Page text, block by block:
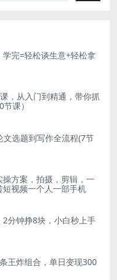
完=轻松谈生意+轻松拿
，从入门到精通，带你抓
课）
文选题到写作全流程(7节
方案，拍摄，剪辑，一
视频一个人一部手机
分钟挣8块，小白秒上手
王炸组合，单日变现300